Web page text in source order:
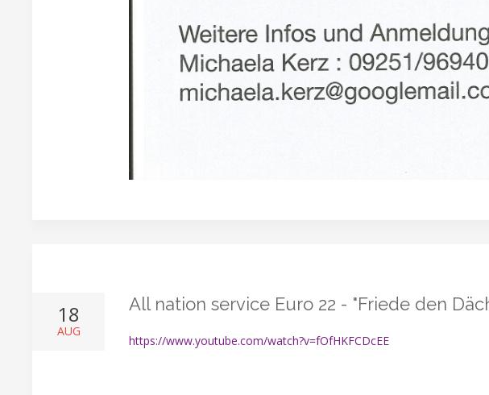
18
AUG
All nation service Euro 22 - "Friede den
https://www.youtube.com/watch?v=fOfHKFCDcEE